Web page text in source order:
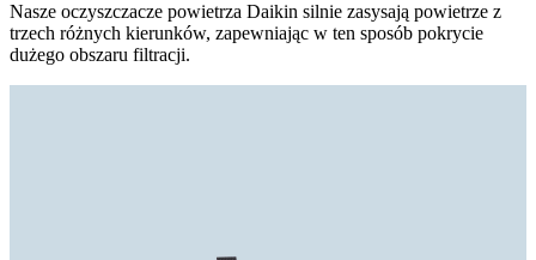
Nasze oczyszczacze powietrza Daikin silnie zasysają powietrze z
trzech różnych kierunków, zapewniając w ten sposób pokrycie
dużego obszaru filtracji.